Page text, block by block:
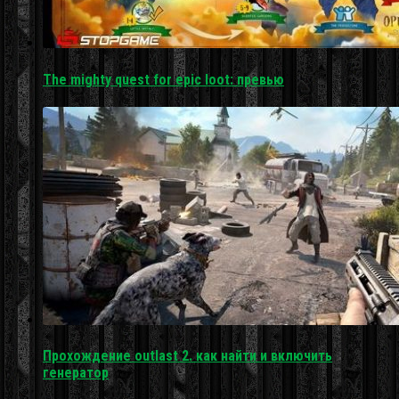
The mighty quest for epic loot: превью
Прохождение outlast 2. как найти и включить
генератор